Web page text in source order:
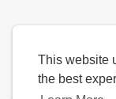
This website
the best